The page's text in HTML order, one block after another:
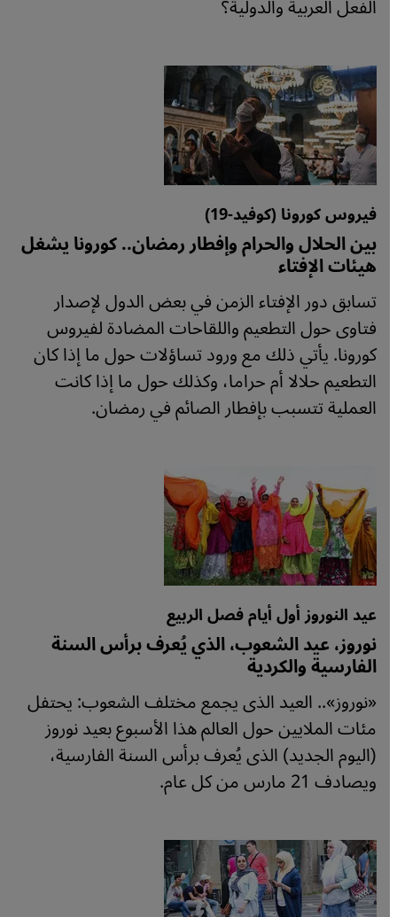
الفعل العربية والدولية؟
فيروس كورونا (كوفيد-19)
بين الحلال والحرام وإفطار رمضان.. كورونا يشغل
هيئات الإفتاء
تسابق دور الإفتاء الزمن في بعض الدول لإصدار
فتاوى حول التطعيم واللقاحات المضادة لفيروس
كورونا. يأتي ذلك مع ورود تساؤلات حول ما إذا كان
التطعيم حلالا أم حراما، وكذلك حول ما إذا كانت
العملية تتسبب بإفطار الصائم في رمضان.
عيد النوروز أول أيام فصل الربيع
نوروز، عيد الشعوب، الذي يُعرف برأس السنة
الفارسية والكردية
«نوروز».. العيد الذى يجمع مختلف الشعوب: يحتفل
مئات الملايين حول العالم هذا الأسبوع بعيد نوروز
(اليوم الجديد) الذى يُعرف برأس السنة الفارسية،
ويصادف 21 مارس من كل عام.